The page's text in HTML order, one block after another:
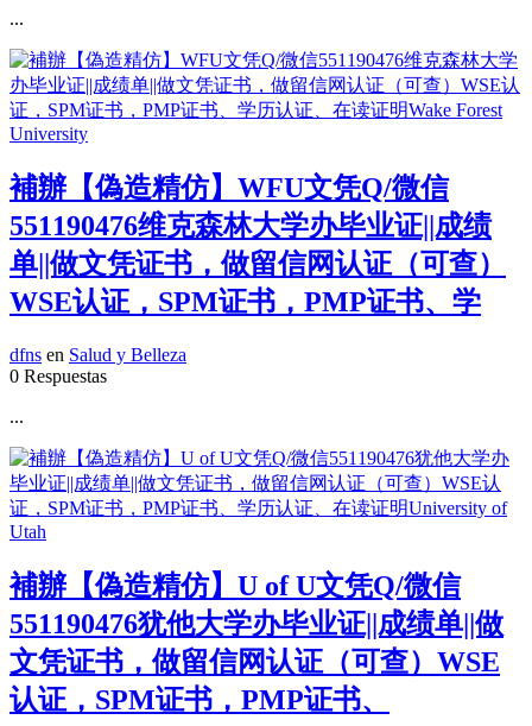
...
補辦【偽造精仿】WFU文凭Q/微信
551190476维克森林大学办毕业证||成绩
单||做文凭证书，做留信网认证（可查）
WSE认证，SPM证书，PMP证书、学
dfns en Salud y Belleza
0 Respuestas
...
補辦【偽造精仿】U of U文凭Q/微信
551190476犹他大学办毕业证||成绩单||做
文凭证书，做留信网认证（可查）WSE
认证，SPM证书，PMP证书、